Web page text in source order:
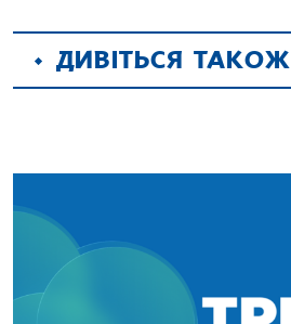
ДИВІТЬСЯ ТАКОЖ